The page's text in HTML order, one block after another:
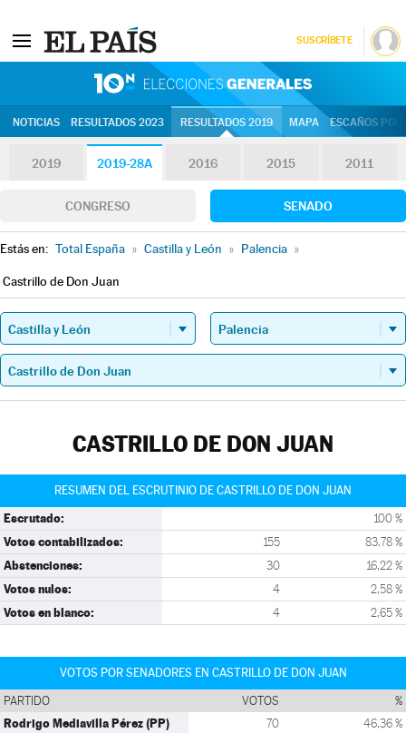
SUSCRÍBETE
NOTICIAS RESULTADOS 2023 RESULTADOS 2019 MAPA ESCAÑOS
2019 2019-28A 2016 2015 2011
CONGRESO SENADO
Estás en: Total España » Castilla y León » Palencia »
Castrillo de Don Juan
CASTRILLO DE DON JUAN
RESUMEN DEL ESCRUTINIO DE CASTRILLO DE DON JUAN
Escrutado: 100 %
Votos contabilizados: 155 83,78 %
Abstenciones: 30 16,22 %
Votos nulos: 4 2,58 %
Votos en blanco: 4 2,65 %
VOTOS POR SENADORES EN CASTRILLO DE DON JUAN
PARTIDO VOTOS %
Rodrigo Mediavilla Pérez (PP) 70 46,36 %